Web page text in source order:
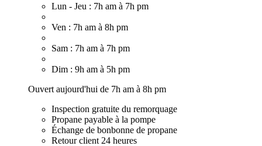
Lun - Jeu : 7h am à 7h pm
Ven : 7h am à 8h pm
Sam : 7h am à 7h pm
Dim : 9h am à 5h pm
Ouvert aujourd'hui de 7h am à 8h pm
Inspection gratuite du remorquage
Propane payable à la pompe
Échange de bonbonne de propane
Retour client 24 heures